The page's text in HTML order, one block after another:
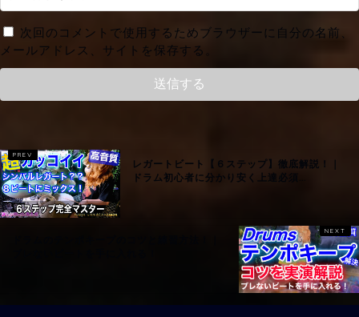
次回のコメントで使用するためブラウザーに自分の名前、
メールアドレス、サイトを保存する。
レガートビート【６ステップ】徹底解説！｜
ドラム初心者に分かり安く上達必須...